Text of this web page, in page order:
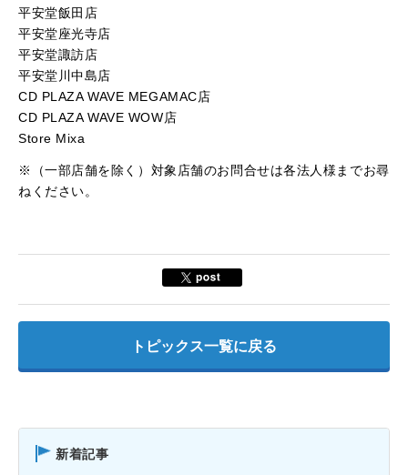
平安堂飯田店
平安堂座光寺店
平安堂諏訪店
平安堂川中島店
CD PLAZA WAVE MEGAMAC店
CD PLAZA WAVE WOW店
Store Mixa
※（一部店舗を除く）対象店舗のお問合せは各法人様までお尋
ねください。
トピックス一覧に戻る
新着記事